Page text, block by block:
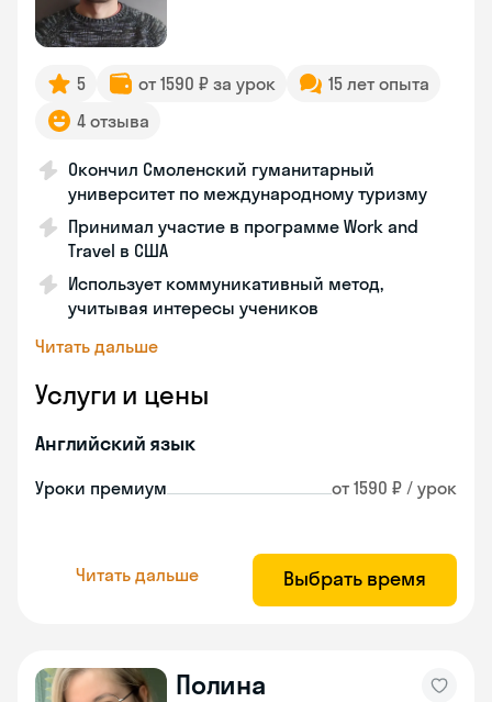
5 от 1590 ₽ за урок
15 лет опыта
4 отзыва
Окончил Смоленский гуманитарный
университет по международному туризму
Принимал участие в программе Work and
Travel в США
Использует коммуникативный метод,
учитывая интересы учеников
Читать дальше
Услуги и цены
Английский язык
Уроки премиум от 1590 ₽ / урок
Читать дальше Выбрать время
Полина